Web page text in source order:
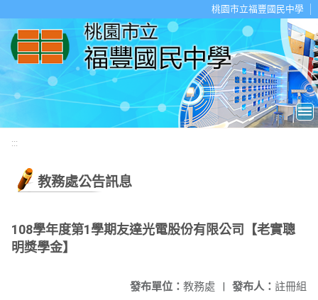
桃園市立福豐國民中學
:::
教務處公告訊息
108學年度第1學期友達光電股份有限公司【老實聰
明獎學金】
發布人： 註冊組
發布單位： 教務處 |